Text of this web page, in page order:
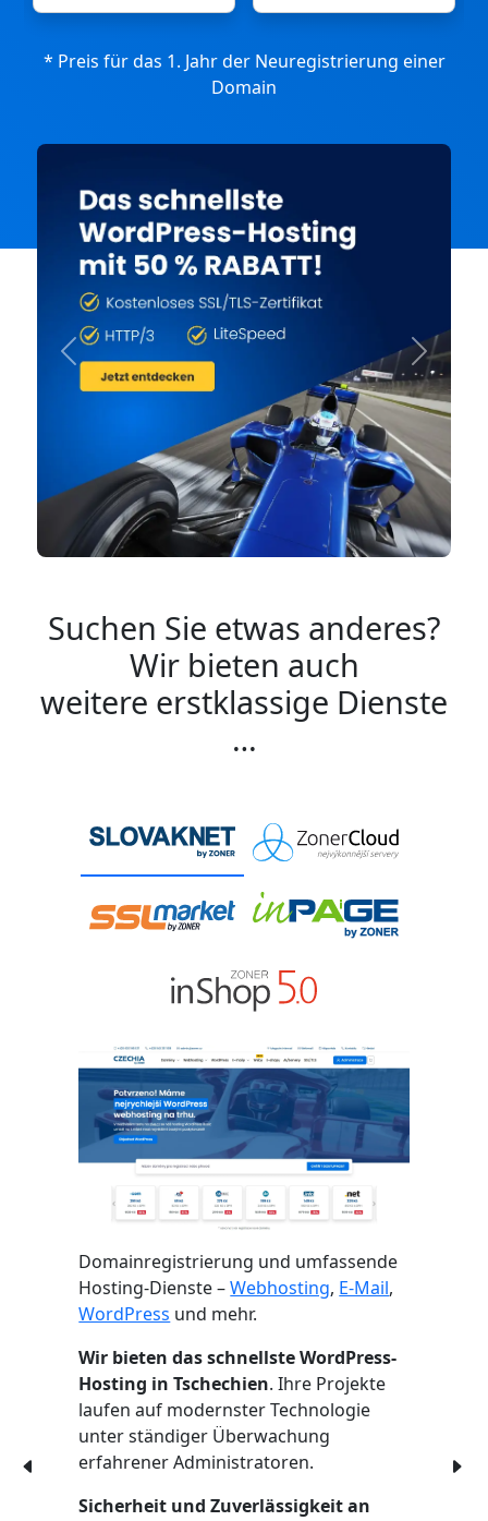
* Preis für das 1. Jahr der Neuregistrierung einer
Domain
Previous Next
Suchen Sie etwas anderes?
Wir bieten auch
weitere erstklassige Dienste
…
Domainregistrierung und umfassende
Hosting-Dienste –Webhosting, E-Mail,
WordPress und mehr.
Wir bieten das schnellste WordPress-
Hosting in Tschechien. Ihre Projekte
laufen auf modernster Technologie
unter ständiger Überwachung
erfahrener Administratoren.
Sicherheit und Zuverlässigkeit an